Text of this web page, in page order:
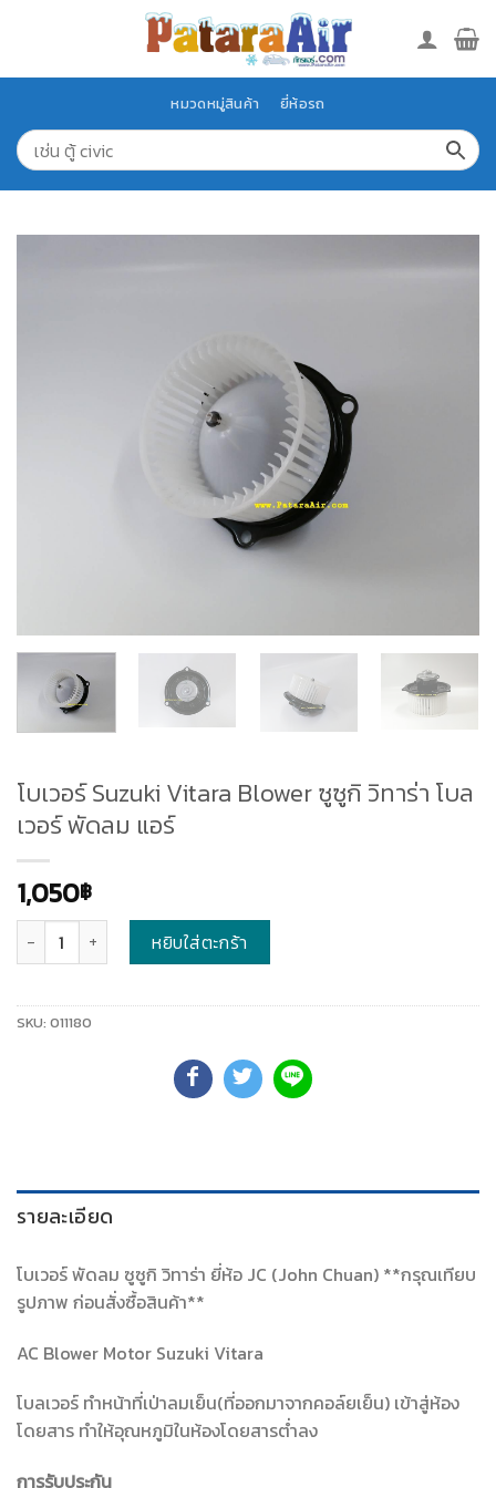
หมวดหมู่สินค้า ยี่ห้อรถ
โบเวอร์ Suzuki Vitara Blower ซูซูกิ วิทาร่า โบล
เวอร์ พัดลม แอร์
1,050฿
หยิบใส่ตะกร้า
SKU: 011180
รายละเอียด
โบเวอร์ พัดลม ซูซูกิ วิทาร่า ยี่ห้อ JC (John Chuan) **กรุณเทียบ
รูปภาพ ก่อนสั่งซื้อสินค้า**
AC Blower Motor Suzuki Vitara
โบลเวอร์ ทำหน้าที่เป่าลมเย็น(ที่ออกมาจากคอล์ยเย็น) เข้าสู่ห้อง
โดยสาร ทำให้อุณหภูมิในห้องโดยสารต่ำลง
การรับประกัน